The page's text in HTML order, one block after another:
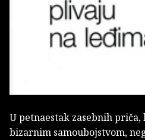
U petnaestak zasebnih
bizarnim samoubojstvom,